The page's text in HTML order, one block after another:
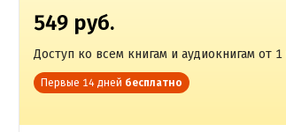
549 руб.
Доступ ко всем книгам и аудиокнигам от
Первые 14 дней бесплатно